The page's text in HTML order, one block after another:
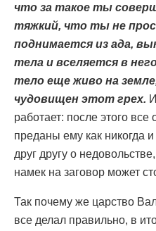
что за такое ты
тяжкий, что ты не
поднимается из ада,
тела и вселяется в
тело еще живо на
чудовищен этот грех.
работает: после этого
преданы ему как никогда
друг другу о
намек на заговор может
Так почему же царство
все делал правильно, в